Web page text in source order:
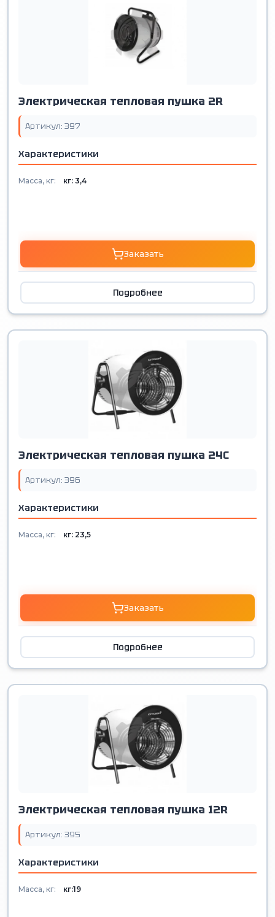
Электрическая тепловая пушка 2R
Артикул: 397
Характеристики
Масса, кг: кг: 3,4
Заказать
Подробнее
Электрическая тепловая пушка 24С
Артикул: 396
Характеристики
Масса, кг: кг: 23,5
Заказать
Подробнее
Электрическая тепловая пушка 12R
Артикул: 395
Характеристики
Масса, кг: кг:19